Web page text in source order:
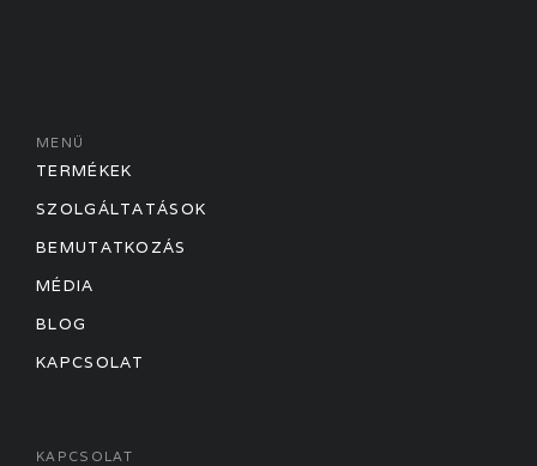
MENÜ
TERMÉKEK
SZOLGÁLTATÁSOK
BEMUTATKOZÁS
MÉDIA
BLOG
KAPCSOLAT
KAPCSOLAT